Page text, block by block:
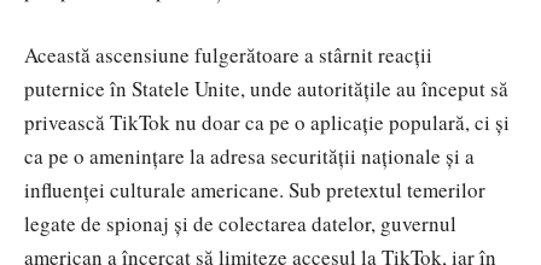
Această ascensiune fulgerătoare a stârnit reacții
puternice în Statele Unite, unde autoritățile au început să
privească TikTok nu doar ca pe o aplicație populară, ci și
ca pe o amenințare la adresa securității naționale și a
influenței culturale americane. Sub pretextul temerilor
legate de spionaj și de colectarea datelor, guvernul
american a încercat să limiteze accesul la TikTok, iar în